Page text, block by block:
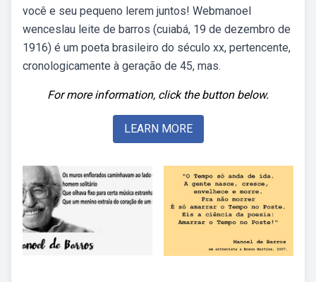
você e seu pequeno lerem juntos! Webmanoel
wenceslau leite de barros (cuiabá, 19 de dezembro de
1916) é um poeta brasileiro do século xx, pertencente,
cronologicamente à geração de 45, mas.
For more information, click the button below.
LEARN MORE